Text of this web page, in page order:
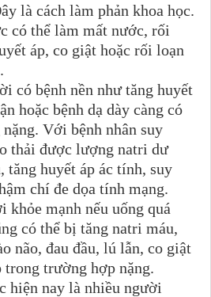
là cách làm phản khoa học.
có thể làm mất nước, rối
áp, co giật hoặc rối loạn
bệnh nền như tăng huyết
hoặc bệnh dạ dày càng có
Với bệnh nhân suy
thải được lượng natri dư
tăng huyết áp ác tính, suy
chí đe dọa tính mạng.
mạnh nếu uống quá
có thể bị tăng natri máu,
não, đau đầu, lú lẫn, co giật
trong trường hợp nặng.
nay là nhiều người